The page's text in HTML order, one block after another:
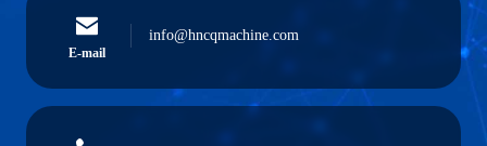
E-mail
info@hncqmachine.com